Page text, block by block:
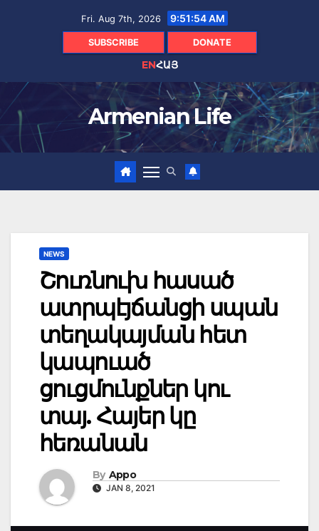
Fri. Aug 7th, 2026 9:51:55 AM
SUBSCRIBE DONATE
ENՀԱՅ
Armenian Life
NEWS
Շուռնուխ հասած
ատրպէյճանցի սպան
տեղակայման հետ
կապուած
ցուցմունքներ կու
տայ. Հայեր կը
հեռանան
By Appo
JAN 8, 2021